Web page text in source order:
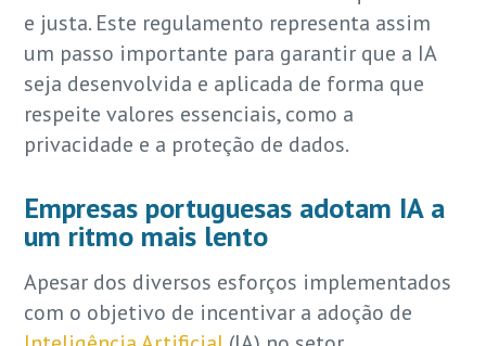
e justa. Este regulamento representa assim
um passo importante para garantir que a IA
seja desenvolvida e aplicada de forma que
respeite valores essenciais, como a
privacidade e a proteção de dados.
Empresas portuguesas adotam IA a
um ritmo mais lento
Apesar dos diversos esforços implementados
com o objetivo de incentivar a adoção de